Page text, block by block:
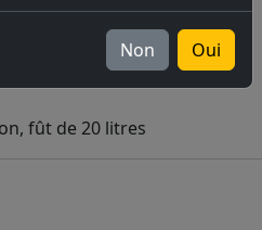
Non Oui
edition.
aux agrumes, L’(h)ipa
fût de 20 litres